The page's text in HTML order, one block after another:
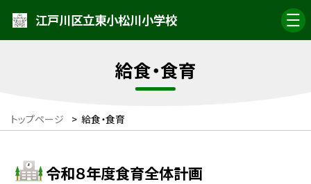
江戸川区立東小松川小学校
給食・食育
トップページ > 給食・食育
令和８年度食育全体計画